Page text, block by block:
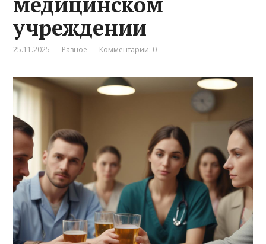
учреждении
25.11.2025 Разное Комментарии: 0